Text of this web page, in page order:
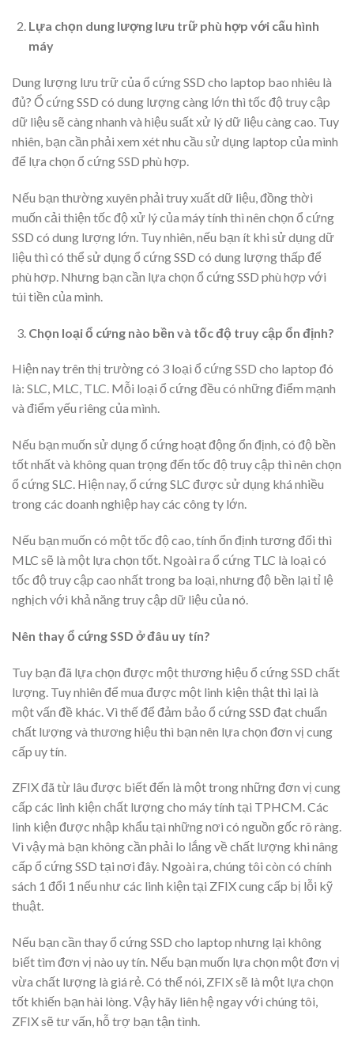
Lựa chọn dung lượng lưu trữ phù hợp với cấu hình
máy
Dung lượng lưu trữ của ổ cứng SSD cho laptop bao nhiêu là
đủ? Ổ cứng SSD có dung lượng càng lớn thì tốc độ truy cập
dữ liệu sẽ càng nhanh và hiệu suất xử lý dữ liệu càng cao. Tuy
nhiên, bạn cần phải xem xét nhu cầu sử dụng laptop của mình
để lựa chọn ổ cứng SSD phù hợp.
Nếu bạn thường xuyên phải truy xuất dữ liệu, đồng thời
muốn cải thiện tốc độ xử lý của máy tính thì nên chọn ổ cứng
SSD có dung lượng lớn. Tuy nhiên, nếu bạn ít khi sử dụng dữ
liệu thì có thể sử dụng ổ cứng SSD có dung lượng thấp để
phù hợp. Nhưng bạn cần lựa chọn ổ cứng SSD phù hợp với
túi tiền của mình.
Chọn loại ổ cứng nào bền và tốc độ truy cập ổn định?
Hiện nay trên thị trường có 3 loại ổ cứng SSD cho laptop đó
là: SLC, MLC, TLC. Mỗi loại ổ cứng đều có những điểm mạnh
và điểm yếu riêng của mình.
Nếu bạn muốn sử dụng ổ cứng hoạt động ổn định, có độ bền
tốt nhất và không quan trọng đến tốc độ truy cập thì nên chọn
ổ cứng SLC. Hiện nay, ổ cứng SLC được sử dụng khá nhiều
trong các doanh nghiệp hay các công ty lớn.
Nếu bạn muốn có một tốc độ cao, tính ổn định tương đối thì
MLC sẽ là một lựa chọn tốt. Ngoài ra ổ cứng TLC là loại có
tốc độ truy cập cao nhất trong ba loại, nhưng độ bền lại tỉ lệ
nghịch với khả năng truy cập dữ liệu của nó.
Nên thay ổ cứng SSD ở đâu uy tín?
Tuy bạn đã lựa chọn được một thương hiệu ổ cứng SSD chất
lượng. Tuy nhiên để mua được một linh kiện thật thì lại là
một vấn đề khác. Vì thế để đảm bảo ổ cứng SSD đạt chuẩn
chất lượng và thương hiệu thì bạn nên lựa chọn đơn vị cung
cấp uy tín.
ZFIX đã từ lâu được biết đến là một trong những đơn vị cung
cấp các linh kiện chất lượng cho máy tính tại TPHCM. Các
linh kiện được nhập khẩu tại những nơi có nguồn gốc rõ ràng.
Vì vậy mà bạn không cần phải lo lắng về chất lượng khi nâng
cấp ổ cứng SSD tại nơi đây. Ngoài ra, chúng tôi còn có chính
sách 1 đổi 1 nếu như các linh kiện tại ZFIX cung cấp bị lỗi kỹ
thuật.
Nếu bạn cần thay ổ cứng SSD cho laptop nhưng lại không
biết tìm đơn vị nào uy tín. Nếu bạn muốn lựa chọn một đơn vị
vừa chất lượng là giá rẻ. Có thể nói, ZFIX sẽ là một lựa chọn
tốt khiến bạn hài lòng. Vậy hãy liên hệ ngay với chúng tôi,
ZFIX sẽ tư vấn, hỗ trợ bạn tận tình.